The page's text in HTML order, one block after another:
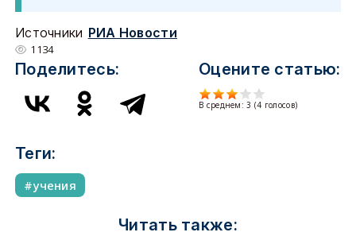
Источники РИА Новости
1134
Поделитесь: Оцените статью:
В среднем:3 (4 голосов)
Теги:
учения
Читать также: